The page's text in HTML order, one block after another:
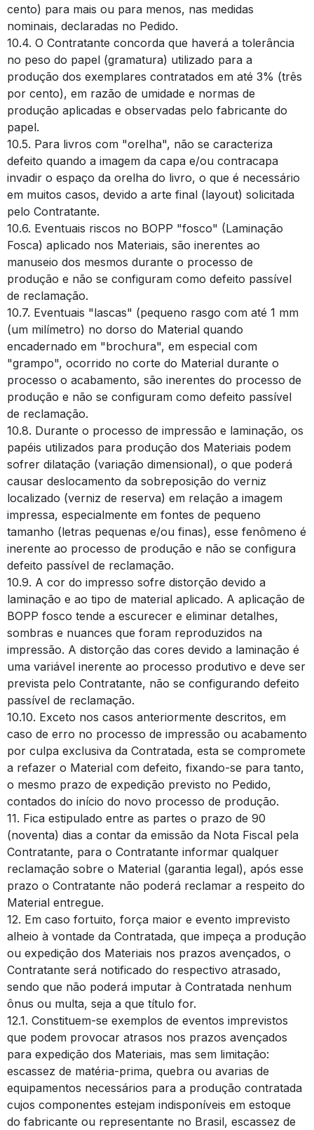
cento) para mais ou para menos, nas medidas
nominais, declaradas no Pedido.
10.4. O Contratante concorda que haverá a tolerância
no peso do papel (gramatura) utilizado para a
produção dos exemplares contratados em até 3% (três
por cento), em razão de umidade e normas de
produção aplicadas e observadas pelo fabricante do
papel.
10.5. Para livros com "orelha", não se caracteriza
defeito quando a imagem da capa e/ou contracapa
invadir o espaço da orelha do livro, o que é necessário
em muitos casos, devido a arte final (layout) solicitada
pelo Contratante.
10.6. Eventuais riscos no BOPP "fosco" (Laminação
Fosca) aplicado nos Materiais, são inerentes ao
manuseio dos mesmos durante o processo de
produção e não se configuram como defeito passível
de reclamação.
10.7. Eventuais "lascas" (pequeno rasgo com até 1 mm
(um milímetro) no dorso do Material quando
encadernado em "brochura", em especial com
"grampo", ocorrido no corte do Material durante o
processo o acabamento, são inerentes do processo de
produção e não se configuram como defeito passível
de reclamação.
10.8. Durante o processo de impressão e laminação, os
papéis utilizados para produção dos Materiais podem
sofrer dilatação (variação dimensional), o que poderá
causar deslocamento da sobreposição do verniz
localizado (verniz de reserva) em relação a imagem
impressa, especialmente em fontes de pequeno
tamanho (letras pequenas e/ou finas), esse fenômeno é
inerente ao processo de produção e não se configura
defeito passível de reclamação.
10.9. A cor do impresso sofre distorção devido a
laminação e ao tipo de material aplicado. A aplicação de
BOPP fosco tende a escurecer e eliminar detalhes,
sombras e nuances que foram reproduzidos na
impressão. A distorção das cores devido a laminação é
uma variável inerente ao processo produtivo e deve ser
prevista pelo Contratante, não se configurando defeito
passível de reclamação.
10.10. Exceto nos casos anteriormente descritos, em
caso de erro no processo de impressão ou acabamento
por culpa exclusiva da Contratada, esta se compromete
a refazer o Material com defeito, fixando-se para tanto,
o mesmo prazo de expedição previsto no Pedido,
contados do início do novo processo de produção.
11. Fica estipulado entre as partes o prazo de 90
(noventa) dias a contar da emissão da Nota Fiscal pela
Contratante, para o Contratante informar qualquer
reclamação sobre o Material (garantia legal), após esse
prazo o Contratante não poderá reclamar a respeito do
Material entregue.
12. Em caso fortuito, força maior e evento imprevisto
alheio à vontade da Contratada, que impeça a produção
ou expedição dos Materiais nos prazos avençados, o
Contratante será notificado do respectivo atrasado,
sendo que não poderá imputar à Contratada nenhum
ônus ou multa, seja a que título for.
12.1. Constituem-se exemplos de eventos imprevistos
que podem provocar atrasos nos prazos avençados
para expedição dos Materiais, mas sem limitação:
escassez de matéria-prima, quebra ou avarias de
equipamentos necessários para a produção contratada
cujos componentes estejam indisponíveis em estoque
do fabricante ou representante no Brasil, escassez de